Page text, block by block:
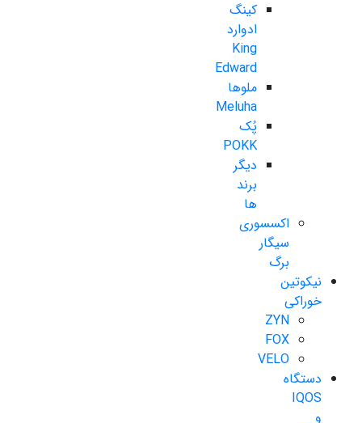
کینگ
ادوارد
King
Edward
ملوها
Meluha
پُک
POKK
دیگر
برند
ها
اکسسوری
سیگار
برگ
نیکوتین
خوراکی
ZYN
FOX
VELO
دستگاه
IQOS